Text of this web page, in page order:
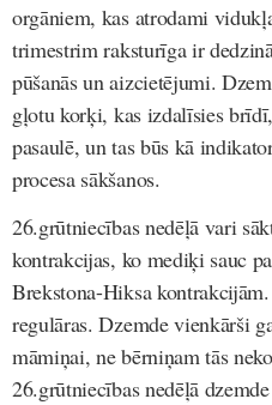
orgāniem, kas atrodami
trimestrim raksturīga ir
pūšanās un aizcietējumi.
gļotu korķi, kas izdalīsies
pasaulē, un tas būs kā
procesa sākšanos.
26.grūtniecības nedēļā vari
kontrakcijas, ko mediķi sauc
Brekstona-Hiksa
regulāras. Dzemde vienkārši
māmiņai, ne bērniņam tās
26.grūtniecības nedēļā